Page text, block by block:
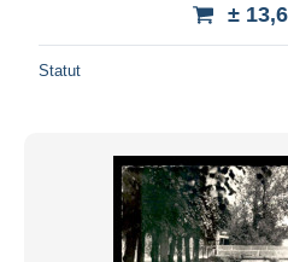
±
Statut